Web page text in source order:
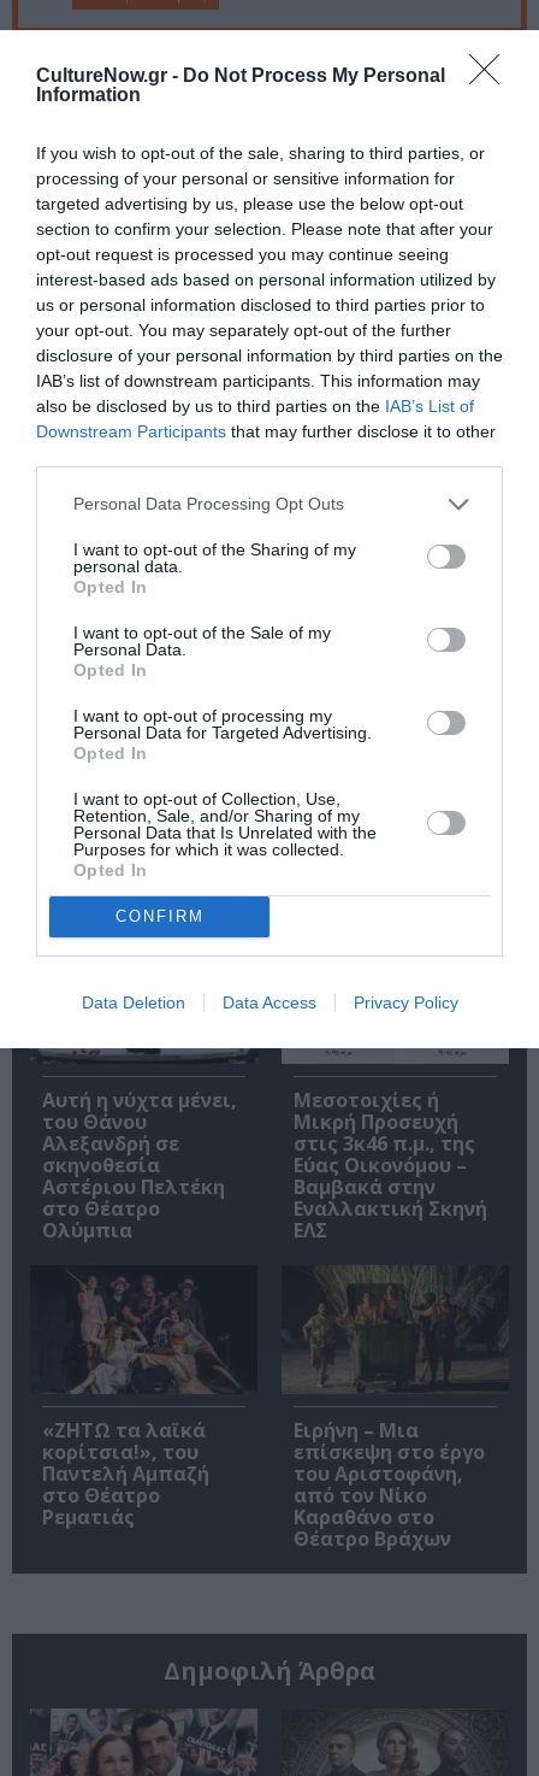
CultureNow.gr - Do Not Process My Personal
Information
If you wish to opt-out of the sale, sharing to third parties, or
processing of your personal or sensitive information for
targeted advertising by us, please use the below opt-out
section to confirm your selection. Please note that after your
opt-out request is processed you may continue seeing
interest-based ads based on personal information utilized by
us or personal information disclosed to third parties prior to
your opt-out. You may separately opt-out of the further
disclosure of your personal information by third parties on the
IAB’s list of downstream participants. This information may
also be disclosed by us to third parties on the IAB’s List of
Downstream Participants that may further disclose it to other
Personal Data Processing Opt Outs
I want to opt-out of the Sharing of my
personal data.
Opted In
I want to opt-out of the Sale of my
Personal Data.
Opted In
I want to opt-out of processing my
Personal Data for Targeted Advertising.
Opted In
I want to opt-out of Collection, Use,
Retention, Sale, and/or Sharing of my
Personal Data that Is Unrelated with the
Purposes for which it was collected.
Opted In
CONFIRM
Data Deletion Data Access Privacy Policy
Ακολουθήστε το Culturenow.gr στοGoogle Newsκαι
μάθετε πρώτοι όλες τις ειδήσεις
Δείτε όλα τατελευταία νέαγια την Τέχνη και τον
Πολιτισμό στοCulturenow.gr
Νέοι Διαγωνισμοί❯
Tags
ΑΦΡΟΔΙΤΗ ΜΑΝΟΥ
ΕΛΕΝΗ ΚΟΚΚΙΔΟΥ
ΜΑΚΗΣ ΠΑΠΑΔΗΜΗΤΡΙΟΥ
ΝΕΝΑ ΜΕΝΤΗ
ΝΙΚΟΣ ΚΟΥΡΗΣ
ΣΤΑΜΑΤΗΣ ΦΑΣΟΥΛΗΣ
ΤΑΝΙΑ ΤΡΥΠΗ
Newsletter
Κάθε βδομάδα στο e-mail σας τα τελευταία νέα για
την Τέχνη και τον Πολιτισμό!
Σχετικά Άρθρα
Αυτή η νύχτα μένει,
του Θάνου
Αλεξανδρή σε
σκηνοθεσία
Αστέριου Πελτέκη
στο Θέατρο
Ολύμπια
Μεσοτοιχίες ή
Μικρή Προσευχή
στις 3κ46 π.μ., της
Εύας Οικονόμου –
Βαμβακά στην
Εναλλακτική Σκηνή
ΕΛΣ
«ΖΗΤΩ τα λαϊκά
κορίτσια!», του
Παντελή Αμπαζή
στο Θέατρο
Ρεματιάς
Ειρήνη – Μια
επίσκεψη στο έργο
του Αριστοφάνη,
από τον Νίκο
Καραθάνο στο
Θέατρο Βράχων
Δημοφιλή Άρθρα